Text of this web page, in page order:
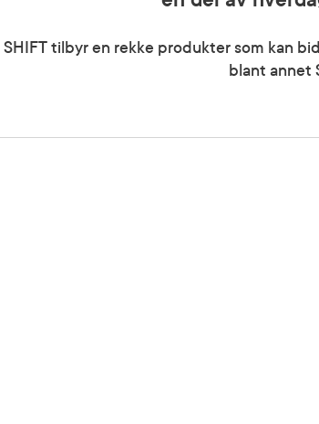
SHIFT tilbyr en rekke produkter som kan
blant annet